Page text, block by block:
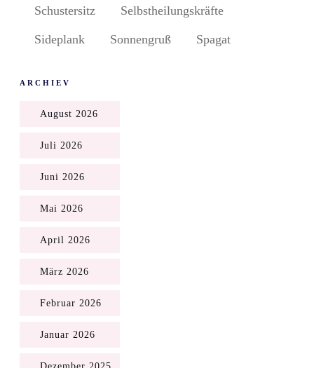
Schustersitz Selbstheilungskräfte
Sideplank Sonnengruß Spagat
ARCHIEV
August 2026
Juli 2026
Juni 2026
Mai 2026
April 2026
März 2026
Februar 2026
Januar 2026